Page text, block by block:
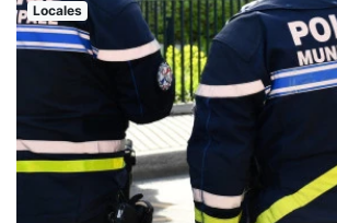
Locales